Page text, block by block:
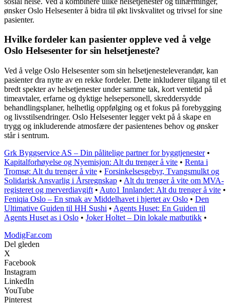
ønsker Oslo Helsesenter å bidra til økt livskvalitet og trivsel for sine
pasienter.
Hvilke fordeler kan pasienter oppleve ved å velge
Oslo Helsesenter for sin helsetjeneste?
Ved å velge Oslo Helsesenter som sin helsetjenesteleverandør, kan
pasienter dra nytte av en rekke fordeler. Dette inkluderer tilgang til et
bredt spekter av helsetjenester under samme tak, kort ventetid på
timeavtaler, erfarne og dyktige helsepersonell, skreddersydde
behandlingsplaner, helhetlig oppfølging og et fokus på forebygging
og livsstilsendringer. Oslo Helsesenter legger vekt på å skape en
trygg og inkluderende atmosfære der pasientenes behov og ønsker
står i sentrum.
Grk Byggservice AS – Din pålitelige partner for byggtjenester•
Kapitalforhøyelse og Nyemisjon: Alt du trenger å vite • Renta i
Tromsø: Alt du trenger å vite • Forsinkelsesgebyr, Tvangsmulkt og
Solidarisk Ansvarlig i Årsregnskap • Alt du trenger å vite om MVA-
registeret og merverdiavgift • Auto1 Innlandet: Alt du trenger å vite •
Feniqia Oslo – En smak av Middelhavet i hjertet av Oslo • Den
Ultimative Guiden til HH Sushi • Agents Huset: En Guiden til
Agents Huset as i Oslo • Joker Holtet – Din lokale matbutikk •
ModigFar.com
Del gleden
X
Facebook
Instagram
LinkedIn
YouTube
Pinterest